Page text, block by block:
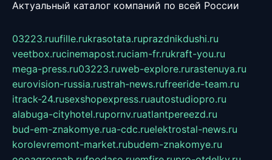
Актуальный каталог компаний по всей России
03223.ruufille.rukrasotata.ruprazdnikdushi.ru
veetbox.rucinemapost.ruciam-fr.rukraft-you.ru
mega-press.ru03223.ruweb-explore.rurastenuya.ru
eurovision-russia.rustrah-news.rufreeride-team.ru
itrack-24.rusexshopexpress.ruautostudiopro.ru
alabuga-cityhotel.rupornv.ruatlantpereezd.ru
bud-em-znakomye.rua-cdc.ruelektrostal-news.ru
korolevremont-market.rubudem-znakomye.ru